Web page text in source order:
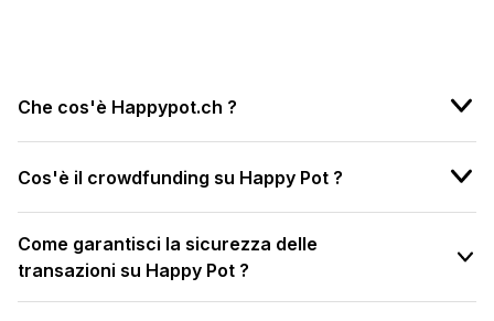
Che cos'è Happypot.ch ?
Cos'è il crowdfunding su Happy Pot ?
Come garantisci la sicurezza delle
transazioni su Happy Pot ?